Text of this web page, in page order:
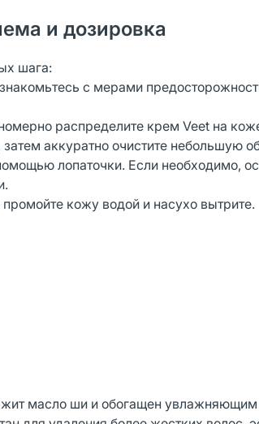
и дозировка
шага:
с мерами
распределите крем Veet на
аккуратно очистите небольшую
лопаточки. Если необходимо,
кожу водой и насухо вытрите.
масло ши и обогащен